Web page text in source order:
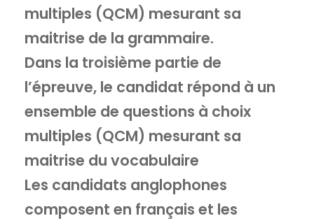
multiples (QCM) mesurant sa
maitrise de la grammaire.
Dans la troisième partie de
l’épreuve, le candidat répond à un
ensemble de questions à choix
multiples (QCM) mesurant sa
maitrise du vocabulaire
Les candidats anglophones
composent en français et les